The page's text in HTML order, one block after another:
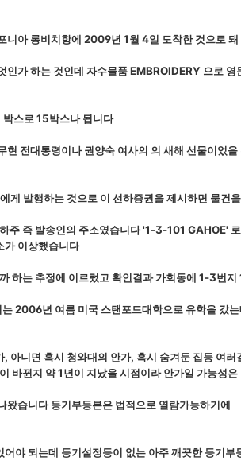
니아 롱비치항에 2009년 1월 4일 도착한 것으로
인가 하는 것인데 자수물품 EMBROIDERY 으로 영
스로 15박스나 됩니다
현 전대통령이나 권양숙 여사의 의 새해 선물이었
게 발행하는 것으로 이 선하증권을 제시하면 물건
주 즉 발송인의 주소였습니다 '1-3-101 GAHOE'
가 이상했습니다
하는 추정에 이르렀고 확인결과 가회동에 1-3번
2006년 여름 미국 스탠포드대학으로 유학을 갔는
아니면 혹시 청와대의 안가, 혹시 숨겨둔 집등 여러
바뀐지 약 1년이 지났을 시점이라 안가일 가능성은
왔습니다 등기부등본은 법적으로 열람가능하기에
야 되는데 등기설정등이 없는 아주 깨끗한 등기부